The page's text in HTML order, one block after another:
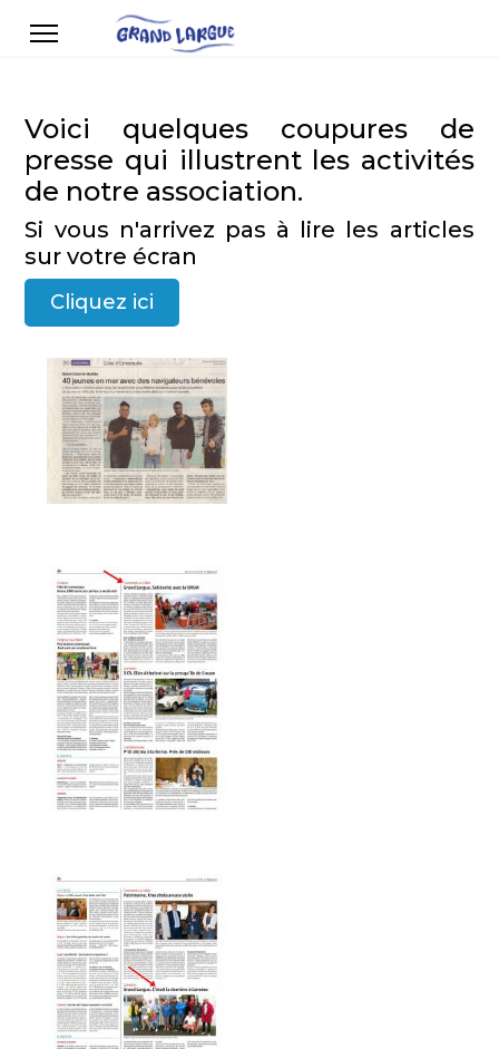
Voici quelques coupures de
presse qui illustrent les activités
de notre association.
Si vous n'arrivez pas à lire les articles
sur votre écran
Cliquez ici